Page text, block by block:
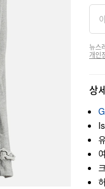
뉴스
개인
상